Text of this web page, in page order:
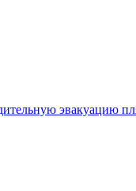
эвакуацию